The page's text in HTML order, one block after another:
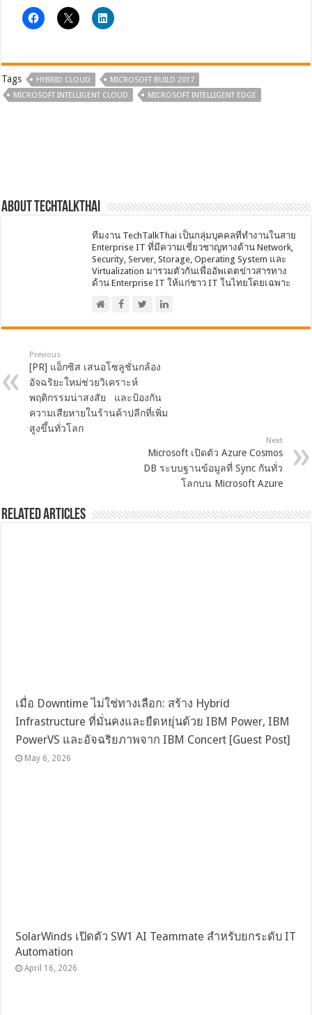
Tags HYBRID CLOUD
MICROSOFT BUILD 2017
MICROSOFT INTELLIGENT CLOUD
MICROSOFT INTELLIGENT EDGE
About techtalkthai
ทีมงาน TechTalkThai เป็นกลุ่มบุคคลที่ทำงานในสาย
Enterprise IT ที่มีความเชี่ยวชาญทางด้าน Network,
Security, Server, Storage, Operating System และ
Virtualization มารวมตัวกันเพื่ออัพเดตข่าวสารทาง
ด้าน Enterprise IT ให้แก่ชาว IT ในไทยโดยเฉพาะ
Previous
[PR] แอ็กซิส เสนอโซลูชั่นกล้อง
อัจฉริยะใหม่ช่วยวิเคราะห์
พฤติกรรมน่าสงสัย และป้องกัน
ความเสียหายในร้านค้าปลีกที่เพิ่ม
สูงขึ้นทั่วโลก
Next
Microsoft เปิดตัว Azure Cosmos
DB ระบบฐานข้อมูลที่ Sync กันทั่ว
โลกบน Microsoft Azure
Related Articles
เมื่อ Downtime ไม่ใช่ทางเลือก: สร้าง Hybrid
Infrastructure ที่มั่นคงและยืดหยุ่นด้วย IBM Power, IBM
PowerVS และอัจฉริยภาพจาก IBM Concert [Guest Post]
May 6, 2026
SolarWinds เปิดตัว SW1 AI Teammate สำหรับยกระดับ IT
Automation
April 16, 2026